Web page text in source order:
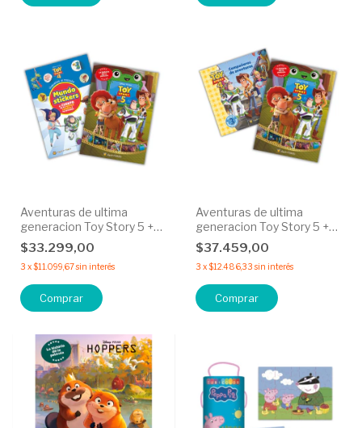
Aventuras de ultima
generacion Toy Story 5 +
Juguetes al recate - 30%
OFF
$33.299,00
3 x$11.099,67sin interés
Aventuras de ultima
generacion Toy Story 5 +
Compañeros de aventuras
30% OFF
$37.459,00
3 x$12.486,33 sin interés